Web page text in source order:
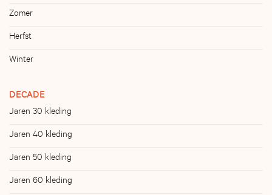
Zomer
Herfst
Winter
DECADE
Jaren 30 kleding
Jaren 40 kleding
Jaren 50 kleding
Jaren 60 kleding